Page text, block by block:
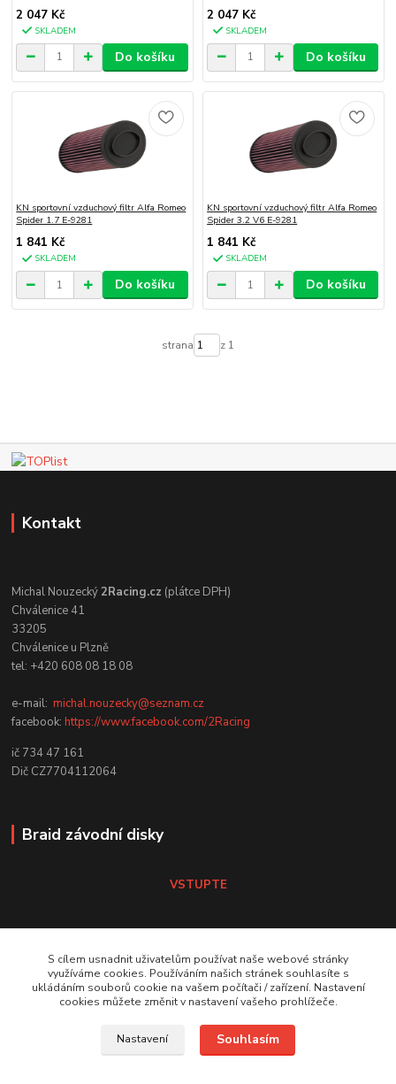
2 047 Kč
SKLADEM
Do košíku
2 047 Kč
SKLADEM
Do košíku
KN sportovní vzduchový filtr Alfa Romeo
Spider 1.7 E-9281
1 841 Kč
SKLADEM
Do košíku
KN sportovní vzduchový filtr Alfa Romeo
Spider 3.2 V6 E-9281
1 841 Kč
SKLADEM
Do košíku
strana z 1
Kontakt
Michal Nouzecký2Racing.cz (plátce DPH)
Chválenice 41
33205
Chválenice u Plzně
tel: +420 608 08 18 08
e-mail:michal.nouzecky@seznam.cz
facebook:https://www.facebook.com/2Racing
ič 734 47 161
Dič CZ7704112064
Braid závodní disky
VSTUPTE
VSTUPTE Koni tlumiče
S cílem usnadnit uživatelům používat naše webové stránky
využíváme cookies. Používáním našich stránek souhlasíte s
ukládáním souborů cookie na vašem počítači / zařízení. Nastavení
cookies můžete změnit v nastavení vašeho prohlížeče.
Nastavení Souhlasím